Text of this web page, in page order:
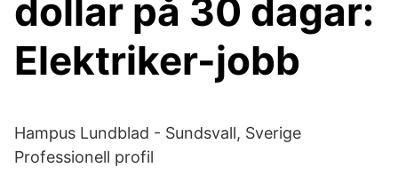
dollar på 30 dagar:
Elektriker-jobb
Hampus Lundblad - Sundsvall, Sverige
Professionell profil